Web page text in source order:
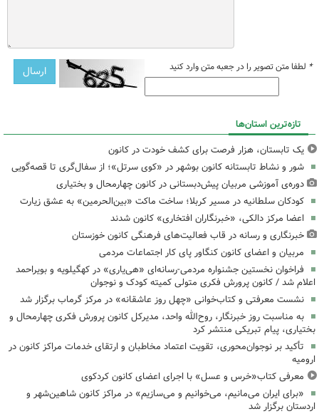
* لطفا متن تصویر را در جعبه متن وارد کنید
تازه‌ترین استان‌ها
یک تابستان، هزار فرصت برای کشف خودت در کانون
شور و نشاط تابستانه کانون بوشهر در «کوی سرتل»؛ از سفال‌گری تا قصه‌گویی
دوره‌ی آموزشی مربیان پیش‌دبستانی در کانون چهارمحال و بختیاری
کودکان سلطانیه در مسیر کربلا؛ ساخت ماکت «بین‌الحرمین» به عشق زیارت
اعضا مرکز دالکی، «خبرنگاران افتخاری» کانون شدند
خبرنگاری و رسانه در قاب فعالیت‌های فرهنگی کانون خوزستان
مربیان و اعضای کانون کنگاور پای کار اجتماعات مردمی
فراخوان نخستین جشنواره مردمی-رسانه‌ای «هی‌یاری» در کهگیلویه و بویراحمد
اعلام شد / کانون پرورش فکری متولی کمیته کودک و نوجوان
نشست معرفتی و کتاب‌خوانی «چهل روز عاشقانه» در مرکز گرماب برگزار شد
به مناسبت روز خبرنگار، روح‌الله واحد، مدیرکل کانون پرورش فکری چهارمحال و
بختیاری، پیام تبریکی منتشر کرد
تأکید بر نوجوان‌محوری، تقویت اعتماد مخاطبان و ارتقای خدمات مراکز کانون در
ارومیه
معرفی کتاب«خرس و عسل» با اجرای اعضای کانون کردکوی
«برای ایران می‌مانیم، می‌خوانیم و می‌سازیم» در مراکز کانون شاهین‌شهر و
اردستان برگزار شد